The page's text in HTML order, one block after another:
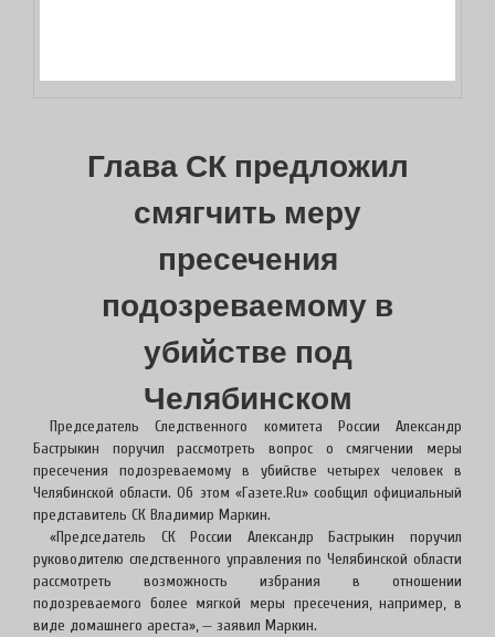
Глава СК предложил
смягчить меру
пресечения
подозреваемому в
убийстве под
Челябинском
Председатель Следственного комитета России Александр
Бастрыкин поручил рассмотреть вопрос о смягчении меры
пресечения подозреваемому в убийстве четырех человек в
Челябинской области. Об этом «Газете.Ru» сообщил официальный
представитель СК Владимир Маркин.
«Председатель СК России Александр Бастрыкин поручил
руководителю следственного управления по Челябинской области
рассмотреть возможность избрания в отношении
подозреваемого более мягкой меры пресечения, например, в
виде домашнего ареста», — заявил Маркин.